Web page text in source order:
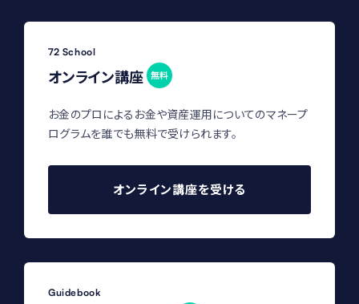
72 School
オンライン講座 無料
お金のプロによるお金や資産運用についてのマネープ
ログラムを誰でも無料で受けられます。
オンライン講座を受ける
Guidebook